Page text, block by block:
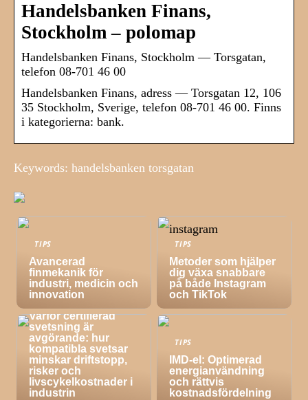
Handelsbanken Finans,
Stockholm – polomap
Handelsbanken Finans, Stockholm — Torsgatan,
telefon 08-701 46 00
Handelsbanken Finans, adress — Torsgatan 12, 106
35 Stockholm, Sverige, telefon 08-701 46 00. Finns
i kategorierna: bank.
Keywords: handelsbanken torsgatan
TIPS
Avancerad
finmekanik för
industri, medicin och
innovation
TIPS
Metoder som hjälper
dig växa snabbare
på både Instagram
och TikTok
TIPS
Varför certifierad
svetsning är
avgörande: hur
kompatibla svetsar
minskar driftstopp,
risker och
livscykelkostnader i
industrin
TIPS
IMD-el: Optimerad
energianvändning
och rättvis
kostnadsfördelning